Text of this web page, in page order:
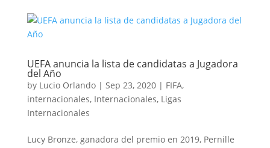
UEFA anuncia la lista de candidatas a Jugadora
del Año
by Lucio Orlando| Sep 23, 2020| FIFA,
internacionales, Internacionales, Ligas
Internacionales
Lucy Bronze, ganadora del premio en 2019, Pernille